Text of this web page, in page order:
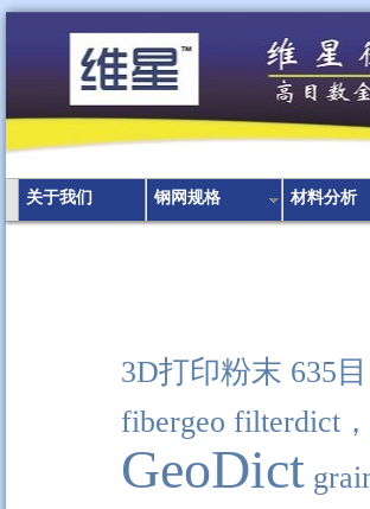
关于我们 钢网规格 材料分析
3D打印粉末 635目
fibergeo filterdict
GeoDict